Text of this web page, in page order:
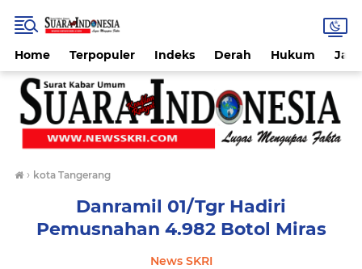
Home Terpopuler Indeks Derah Hukum
› kota Tangerang
Danramil 01/Tgr Hadiri
Pemusnahan 4.982 Botol Miras
News SKRI